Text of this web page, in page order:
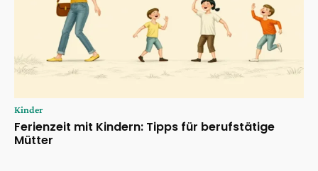
Kinder
Ferienzeit mit Kindern: Tipps für berufstätige
Mütter